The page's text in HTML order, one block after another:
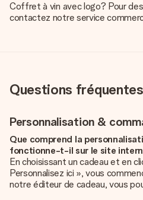
Coffret à vin avec logo? Pour
contactez notre service
Questions fréquentes
Personnalisation &
Que comprend la
fonctionne-t-il sur le site
En choisissant un cadeau et en
Personnalisez ici », vous
notre éditeur de cadeau, vous